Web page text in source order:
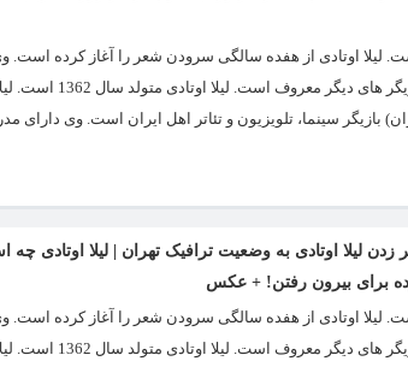
هنر تهران است. لیلا اوتادی از هفده سالگی سرودن شعر را آغاز کرده
آموخته کارشناسی معماری داخلی از دانشگاه هنر تهران است. لیلا اوتادی به
حاشیۀ فضای مجازی است. بیوگرافی لیلا اوتادی لیلا اوتادی لیلا اوتادی (زاده ۱۴ مرداد ۱۳۶۲ – تهران) بازیگر سینما، تلویزیون و تئاتر اهل ایران است. وی
زدن لیلا اوتادی به وضعیت ترافیک تهران | لیلا اوتادی چه
برای بیرون رفتن! + عکس
هنر تهران است. لیلا اوتادی از هفده سالگی سرودن شعر را آغاز کرده
آموخته کارشناسی معماری داخلی از دانشگاه هنر تهران است. لیلا اوتادی به